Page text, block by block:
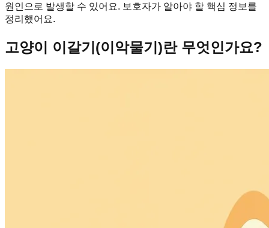
원인으로 발생할 수 있어요. 보호자가 알아야 할 핵심 정보를
정리했어요.
고양이 이갈기(이악물기)란 무엇인가요?